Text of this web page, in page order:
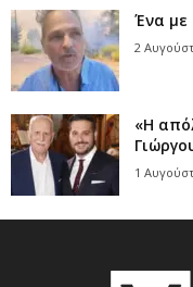
Ένα με
2
«Η
1